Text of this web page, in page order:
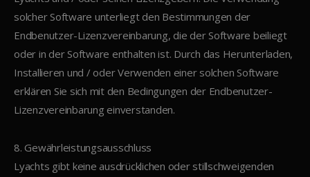
solcher Software unterliegt den Bestimmungen der
Endbenutzer-Lizenzvereinbarung, die der Software beiliegt
oder in der Software enthalten ist. Durch das Herunterladen,
Installieren und / oder Verwenden einer solchen Software
erklären Sie sich mit den Bedingungen der Endbenutzer-
Lizenzvereinbarung einverstanden.
8. Gewährleistungsausschluss
Lyachts gibt keine ausdrücklichen oder stillschweigenden